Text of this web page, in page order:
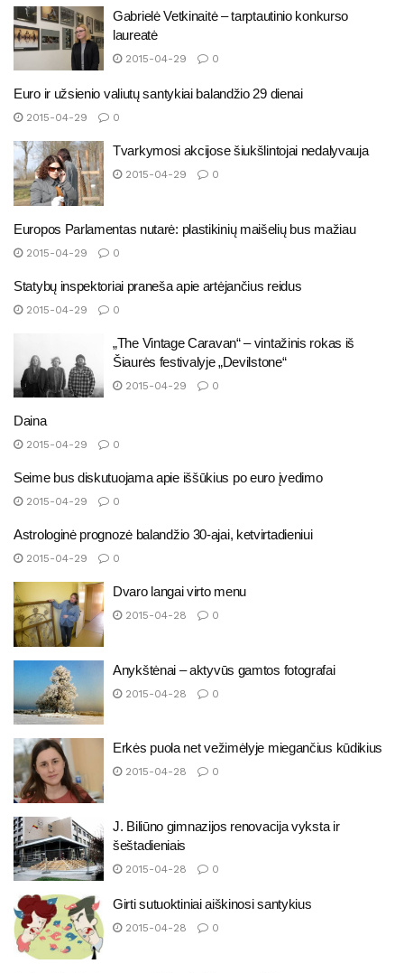
Gabrielė Vetkinaitė – tarptautinio konkurso
laureatė
2015-04-29 0
Euro ir užsienio valiutų santykiai balandžio 29 dienai
2015-04-29 0
Tvarkymosi akcijose šiukšlintojai nedalyvauja
2015-04-29 0
Europos Parlamentas nutarė: plastikinių maišelių bus mažiau
2015-04-29 0
Statybų inspektoriai praneša apie artėjančius reidus
2015-04-29 0
„The Vintage Caravan“ – vintažinis rokas iš
Šiaurės festivalyje „Devilstone“
2015-04-29 0
Daina
2015-04-29 0
Seime bus diskutuojama apie iššūkius po euro įvedimo
2015-04-29 0
Astrologinė prognozė balandžio 30-ajai, ketvirtadieniui
2015-04-29 0
Dvaro langai virto menu
2015-04-28 0
Anykštėnai – aktyvūs gamtos fotografai
2015-04-28 0
Erkės puola net vežimėlyje miegančius kūdikius
2015-04-28 0
J. Biliūno gimnazijos renovacija vyksta ir
šeštadieniais
2015-04-28 0
Girti sutuoktiniai aiškinosi santykius
2015-04-28 0